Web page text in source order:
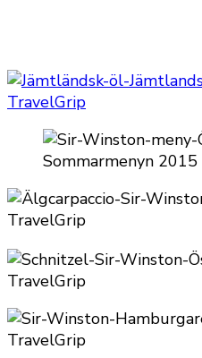
Sommarmenyn 2015